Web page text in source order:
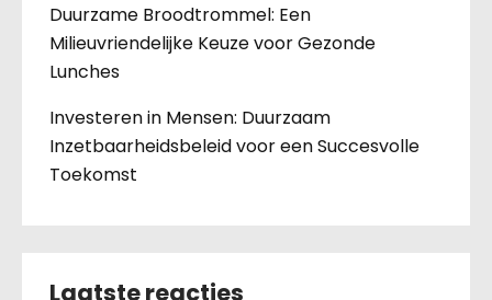
Duurzame Broodtrommel: Een
Milieuvriendelijke Keuze voor Gezonde
Lunches
Investeren in Mensen: Duurzaam
Inzetbaarheidsbeleid voor een Succesvolle
Toekomst
Laatste reacties